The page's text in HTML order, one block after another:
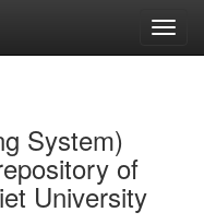
System)
of
University